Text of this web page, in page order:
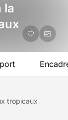
la
tropicaux